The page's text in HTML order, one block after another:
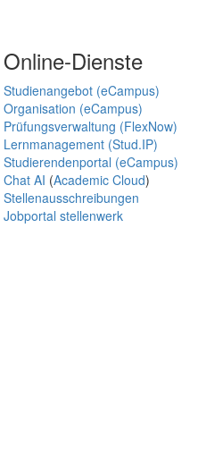
Online-Dienste
Studienangebot (eCampus)
Organisation (eCampus)
Prüfungsverwaltung (FlexNow)
Lernmanagement (Stud.IP)
Studierendenportal (eCampus)
Chat AI (Academic Cloud)
Stellenausschreibungen
Jobportal stellenwerk